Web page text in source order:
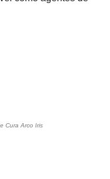
Cura Arco Iris